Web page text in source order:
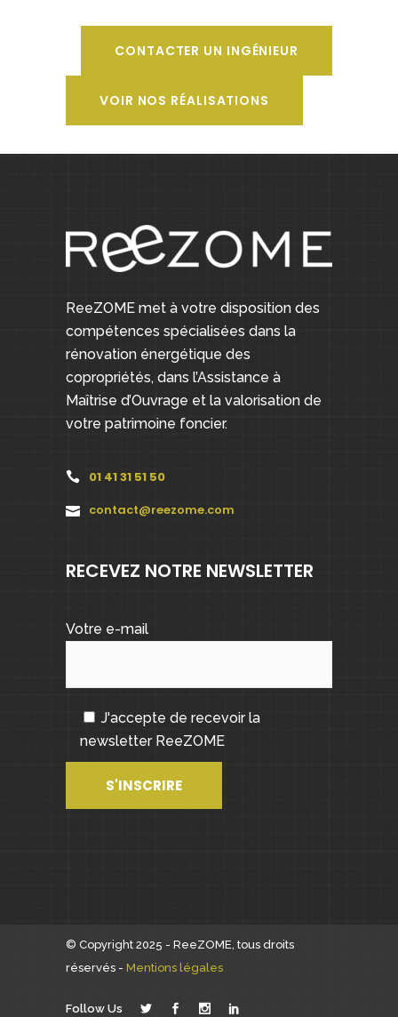
CONTACTER UN INGÉNIEUR
VOIR NOS RÉALISATIONS
ReeZOME met à votre disposition des
compétences spécialisées dans la
rénovation énergétique des
copropriétés, dans l’Assistance à
Maîtrise d’Ouvrage et la valorisation de
votre patrimoine foncier.
01 41 31 51 50
contact@reezome.com
RECEVEZ NOTRE NEWSLETTER
Votre e-mail
J'accepte de recevoir la
newsletter ReeZOME
© Copyright 2025 - ReeZOME, tous droits
réservés - Mentions légales
Follow Us